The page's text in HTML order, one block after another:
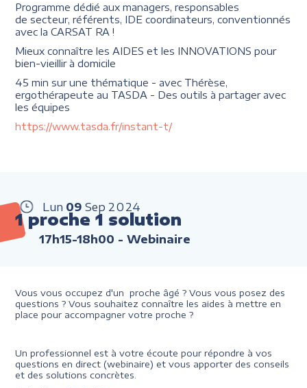
Programme dédié aux managers, responsables
de secteur, référents, IDE coordinateurs, conventionnés
avec la CARSAT RA !
Mieux connaître les AIDES et les INNOVATIONS pour
bien-vieillir à domicile
45 min sur une thématique - avec Thérèse,
ergothérapeute au TASDA - Des outils à partager avec
les équipes
https://www.tasda.fr/instant-t/
Lun 09 Sep 2024
1 proche 1 solution
17h15-18h00 - Webinaire
Vous vous occupez d'un proche âgé ? Vous vous posez des
questions ? Vous souhaitez connaître les aides à mettre en
place pour accompagner votre proche ?
Un professionnel est à votre écoute pour répondre à vos
questions en direct (webinaire) et vous apporter des conseils
et des solutions concrètes.